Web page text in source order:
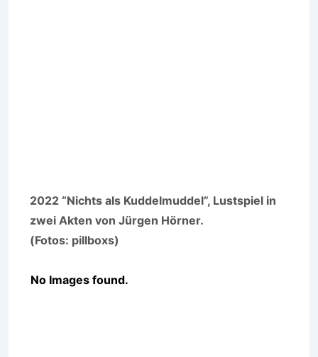
2022 “Nichts als Kuddelmuddel”, Lustspiel in
zwei Akten von Jürgen Hörner.
(Fotos: pillboxs)
No Images found.